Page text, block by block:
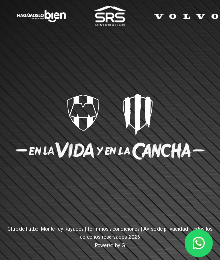
Club de Futbol Monterrey Rayados |Términos y condiciones |Aviso de privacidad | Todos los
derechos reservados 2026
Powered by G